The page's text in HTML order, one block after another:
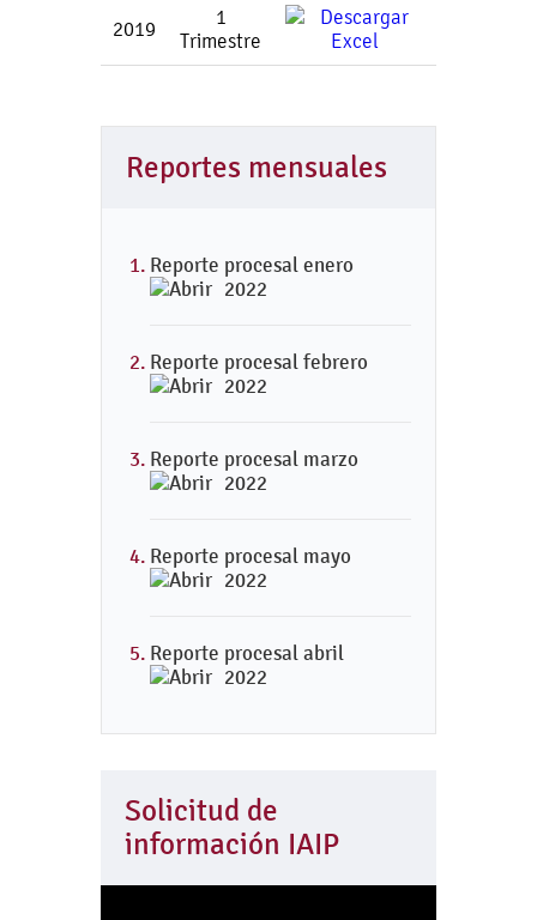
2019
1
Trimestre
Reportes mensuales
Reporte procesal enero
2022
Reporte procesal febrero
2022
Reporte procesal marzo
2022
Reporte procesal mayo
2022
Reporte procesal abril
2022
Solicitud de
información IAIP